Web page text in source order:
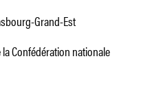
Grand-Est
Confédération nationale